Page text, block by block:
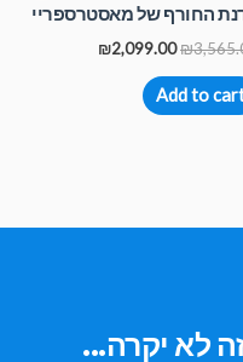
החורף של מאסטרספריי
₪
₪2,099.00
Add to
לא יקרה...